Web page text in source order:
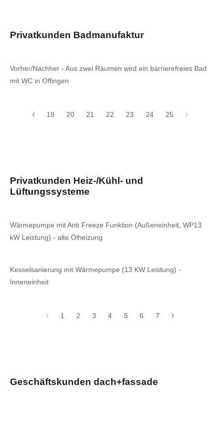
Privatkunden Badmanufaktur
Vorher/Nachher - Aus zwei Räumen wird ein barrierefreies Bad
mit WC in Offingen
19 20 21 22 23 24 25
Privatkunden Heiz-/Kühl- und
Lüftungssysteme
Wärmepumpe mit Anti Freeze Funktion (Außeneinheit, WP13
kW Leistung) - alte Ölheizung
Kesselsanierung mit Wärmepumpe (13 KW Leistung) -
Inneneinheit
1 2 3 4 5 6 7
Geschäftskunden dach+fassade